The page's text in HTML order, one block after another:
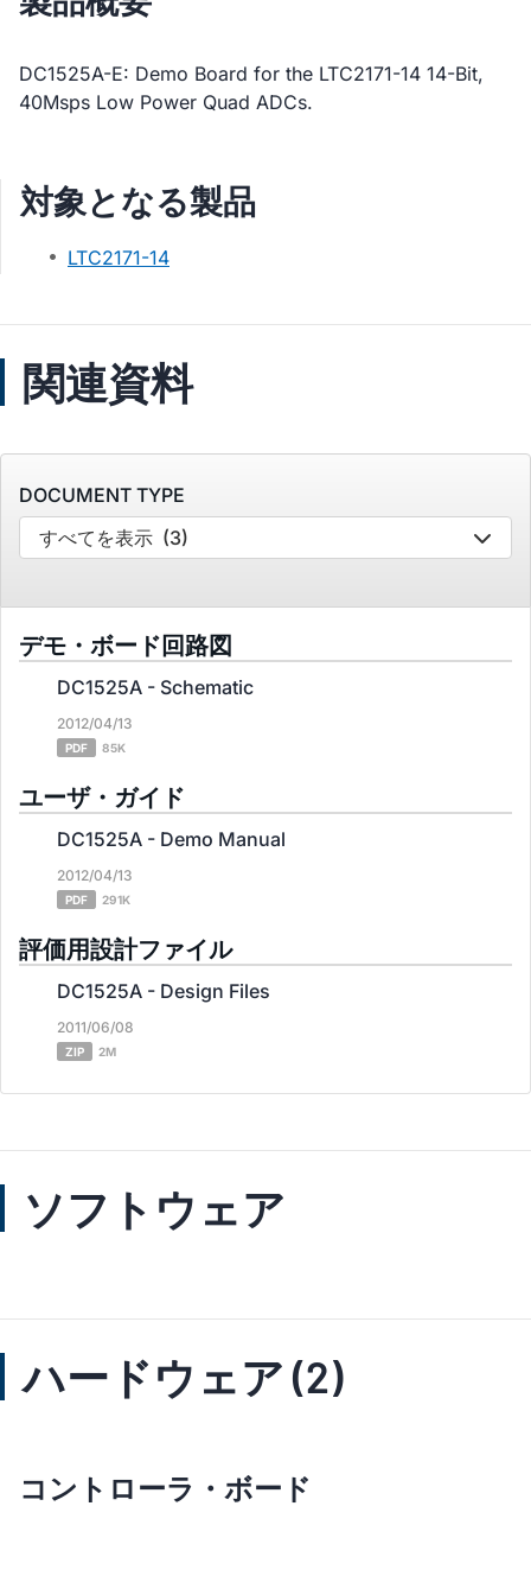
DC1525A-E: Demo Board for the LTC2171-14 14-Bit,
40Msps Low Power Quad ADCs.
対象となる製品
LTC2171-14
関連資料
DOCUMENT TYPE
すべてを表示 (3)
デモ・ボード回路図
DC1525A - Schematic
2012/04/13
PDF 85K
ユーザ・ガイド
DC1525A - Demo Manual
2012/04/13
PDF 291K
評価用設計ファイル
DC1525A - Design Files
2011/06/08
ZIP 2M
ソフトウェア
ハードウェア (2)
コントローラ・ボード